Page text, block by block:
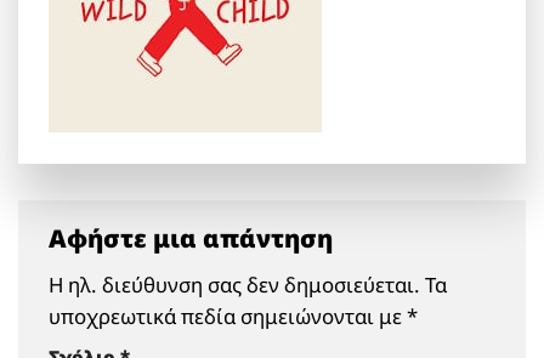
Αφήστε μια απάντηση
Η ηλ. διεύθυνση σας δεν δημοσιεύεται. Τα
υποχρεωτικά πεδία σημειώνονται με*